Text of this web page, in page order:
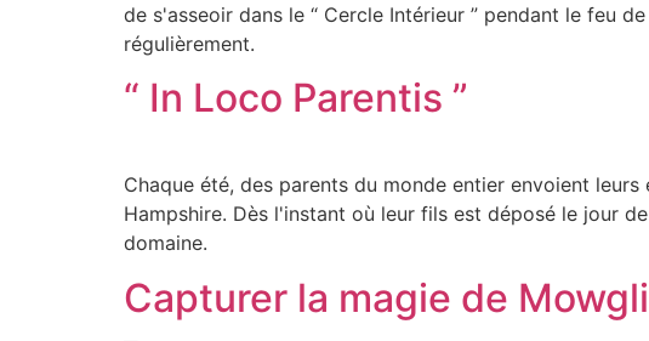
de s'asseoir dans le “ Cercle Intérieur ” pendant le feu
régulièrement.
“ In Loco Parentis ”
Chaque été, des parents du monde entier envoient
Hampshire. Dès l'instant où leur fils est déposé le jour
domaine.
Capturer la magie de